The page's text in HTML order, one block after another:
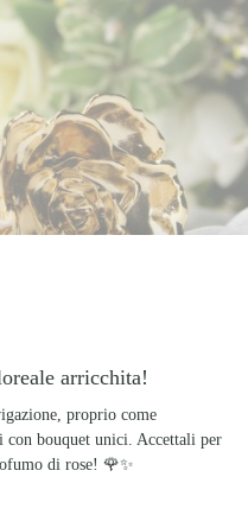
un colore, mille messaggi